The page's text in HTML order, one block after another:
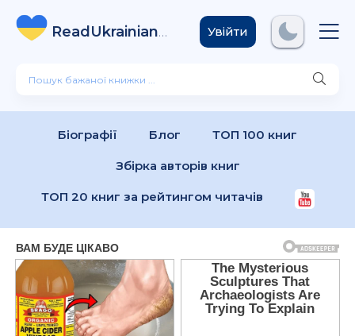
ReadUkrainian
Books .com
Увійти
Біографії Блог ТОП 100 книг
Збірка авторів книг
ТОП 20 книг за рейтингом читачів